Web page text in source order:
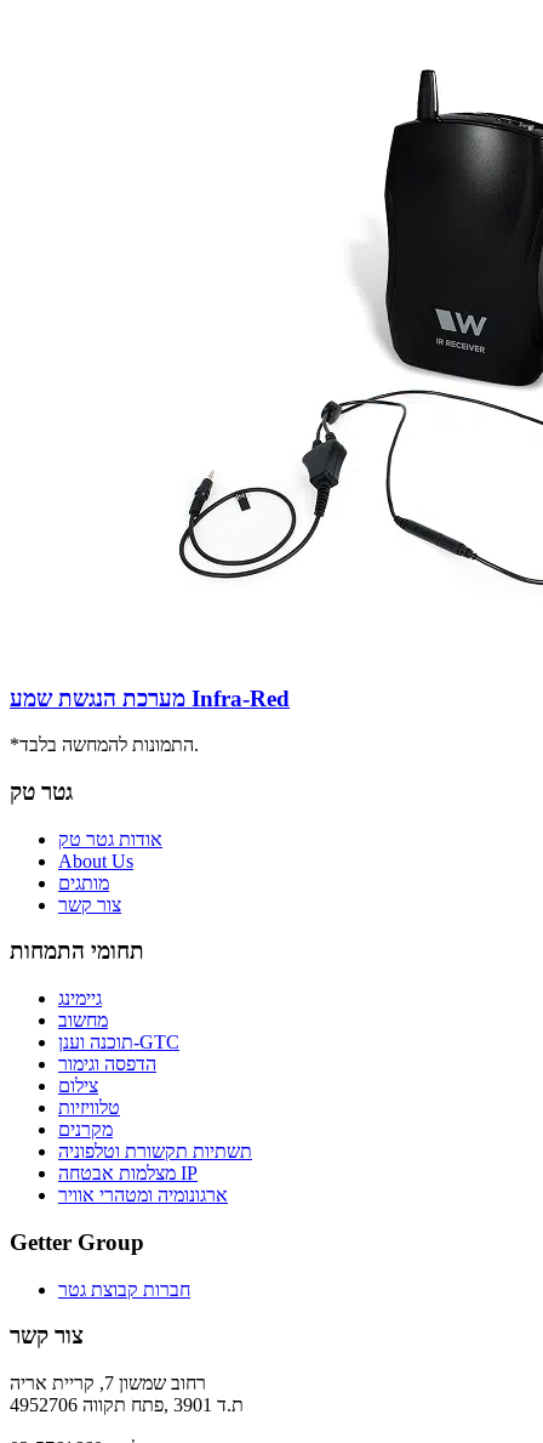
מערכת הנגשת שמע Infra-Red
*התמונות להמחשה בלבד.
גטר טק
אודות גטר טק
About Us
מותגים
צור קשר
תחומי התמחות
גיימינג
מחשוב
תוכנה וענן-GTC
הדפסה וגימור
צילום
טלוויזיות
מקרנים
תשתיות תקשורת וטלפוניה
מצלמות אבטחה IP
ארגונומיה ומטהרי אוויר
Getter Group
חברות קבוצת גטר
צור קשר
רחוב שמשון 7, קריית אריה
ת.ד 3901 ,פתח תקווה 4952706